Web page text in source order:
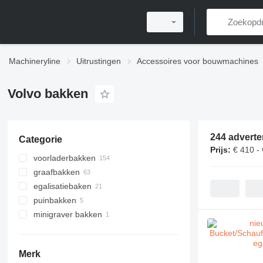
Machineryline Uitrustingen Accessoires voor bouwmachines
Volvo bakken
Categorie
voorladerbakken
graafbakken
egalisatiebaken
puinbakken
minigraver bakken
Merk
244
Prijs: € 410 -